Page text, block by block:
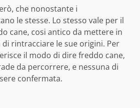
che nonostante i
le stesse. Lo stesso vale per il
cane, cosi antico da mettere in
rintracciare le sue origini. Per
il modo di dire freddo cane,
da percorrere, e nessuna di
confermata.